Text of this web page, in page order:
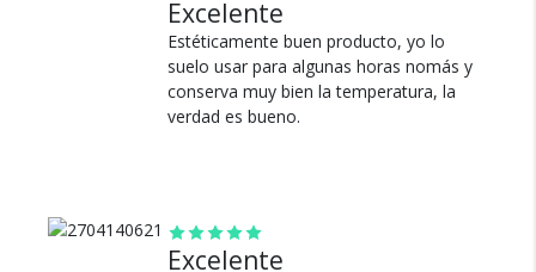
cumple con todo eso. Súper conforme!.
Ver más
Excelente
Estéticamente buen producto, yo lo
suelo usar para algunas horas nomás y
conserva muy bien la temperatura, la
verdad es bueno.
Excelente
¿Por qué estamos tan
100% de calificaciones
positivas en MercadoLibre.